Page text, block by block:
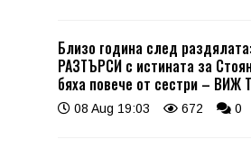
Близо година след
РАЗТЪРСИ с истината за
бяха повече от сестри – ВИЖ
08 Aug 19:03 672 0